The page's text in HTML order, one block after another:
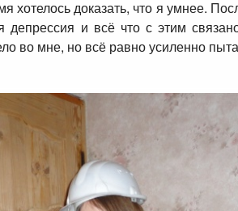
хотелось доказать, что я умнее.
депрессия и всё что с этим
во мне, но всё равно усиленно